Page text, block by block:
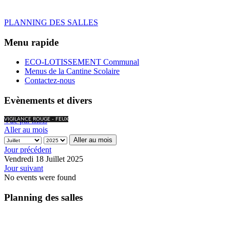
PLANNING DES SALLES
Menu rapide
ECO-LOTISSEMENT Communal
Menus de la Cantine Scolaire
Contactez-nous
Evènements et divers
VIGILANCE ROUGE - FEUX
Vue par mois
Aller au mois
Aller au mois
Jour précédent
Vendredi 18 Juillet 2025
Jour suivant
No events were found
Planning des salles